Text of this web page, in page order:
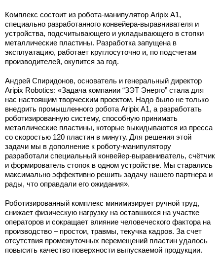
Комплекс состоит из робота-манипулятор Aripix A1,
специально разработанного конвейера-выравнивателя и
устройства, подсчитывающего и укладывающего в стопки
металлические пластины. Разработка запущена в
эксплуатацию, работает круглосуточно и, по подсчетам
производителей, окупится за год.
Андрей Спиридонов, основатель и генеральный директор
Aripix Robotics: «Задача компании “ЗЭТ Энерго” стала для
нас настоящим творческим проектом. Надо было не только
внедрить промышленного робота Aripix A1, а разработать
роботизированную систему, способную принимать
металлические пластины, которые выкидываются из пресса
со скоростью 120 пластин в минуту. Для решения этой
задачи мы в дополнение к роботу-манипулятору
разработали специальный конвейер-выравниватель, счётчик
и формирователь стопок в одном устройстве. Мы старались
максимально эффективно решить задачу нашего партнера и
рады, что оправдали его ожидания».
Роботизированный комплекс минимизирует ручной труд,
снижает физическую нагрузку на оставшихся на участке
операторов и сокращает влияние человеческого фактора на
производство – простои, травмы, текучка кадров. За счет
отсутствия промежуточных перемещений пластин удалось
повысить качество поверхности выпускаемой продукции.